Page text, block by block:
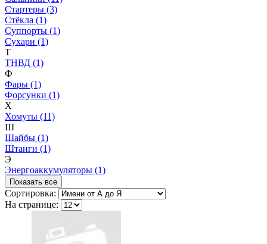
Стартеры (3)
Стёкла (1)
Суппорты (1)
Сухари (1)
Т
ТНВД (1)
Ф
Фары (1)
Форсунки (1)
Х
Хомуты (11)
Ш
Шайбы (1)
Штанги (1)
Э
Энергоаккумуляторы (1)
Показать все
Сортировка:
На странице: